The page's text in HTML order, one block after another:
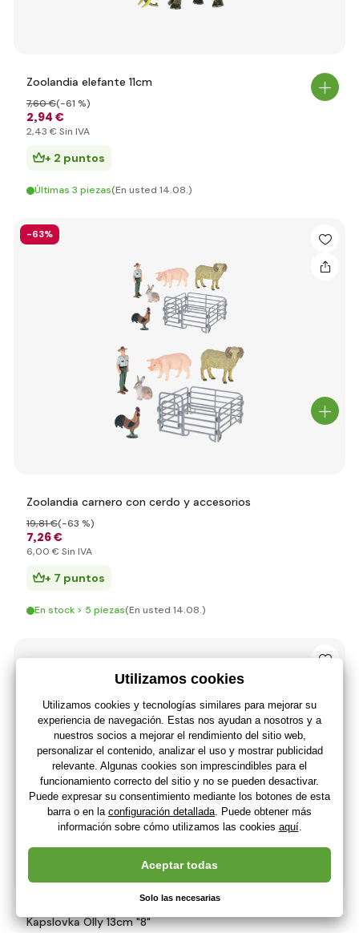
Zoolandia elefante 11cm
2,94 €
7,60 €(-61 %)
2,43 € Sin IVA
+ 2 puntos
Últimas 3 piezas(En usted 14.08.)
-63%
Zoolandia carnero con cerdo y accesorios
7,26 €
19,81 €(-63 %)
6,00 € Sin IVA
+ 7 puntos
En stock > 5 piezas(En usted 14.08.)
Kapslovka Olly 13cm "8"